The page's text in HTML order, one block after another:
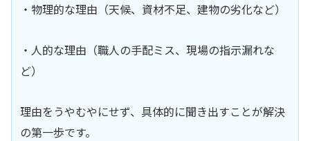
・物理的な理由（天候、資材不足、建物の劣化など）
・人的な理由（職人の手配ミス、現場の指示漏れな
ど）
理由をうやむやにせず、具体的に聞き出すことが解決
の第一歩です。